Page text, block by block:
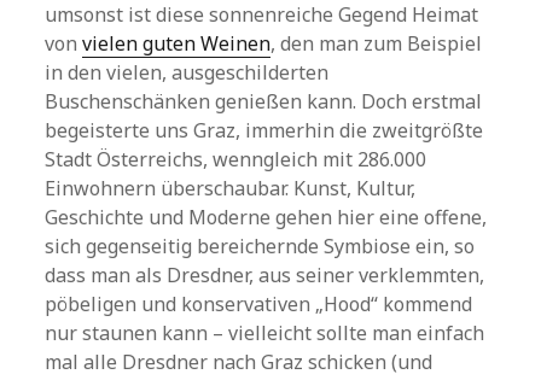
umsonst ist diese sonnenreiche Gegend Heimat
vonvielen guten Weinen, den man zum Beispiel
in den vielen, ausgeschilderten
Buschenschänken genießen kann. Doch erstmal
begeisterte uns Graz, immerhin die zweitgrößte
Stadt Österreichs, wenngleich mit 286.000
Einwohnern überschaubar. Kunst, Kultur,
Geschichte und Moderne gehen hier eine offene,
sich gegenseitig bereichernde Symbiose ein, so
dass man als Dresdner, aus seiner verklemmten,
pöbeligen und konservativen „Hood“ kommend
nur staunen kann – vielleicht sollte man einfach
mal alle Dresdner nach Graz schicken (und